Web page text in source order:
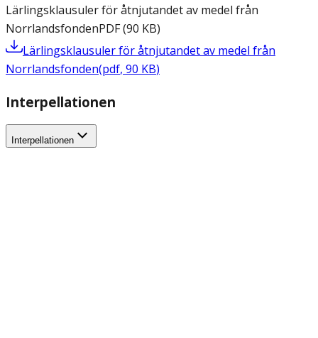
Lärlingsklausuler för åtnjutandet av medel från
NorrlandsfondenPDF(90 KB)
Lärlingsklausuler för åtnjutandet av medel från
Norrlandsfonden(pdf, 90 KB)
Interpellationen
Interpellationen